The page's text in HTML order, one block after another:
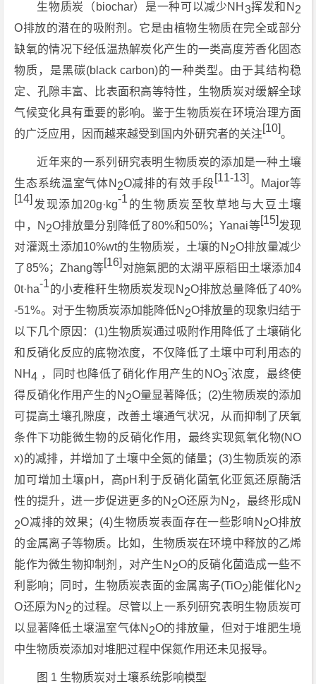
生物质炭（biochar）是一种可以减少NH 3挥发和N 2
O排放的潜在的吸附剂。它是由植物生物质在完全或部分
缺氧的情况下经低温热解炭化产生的一类高度芳香化固态
物质，是黑碳(black carbon)的一种类型。由于其结构稳
定、孔隙丰富、比表面积高等特性，生物质炭对缓解全球
气候变化具有重要的影响。鉴于生物质炭在环境治理方面
的广泛应用，因而越来越受到国内外研究者的关注[10]。
近年来的一系列研究表明生物质炭的添加是一种土壤
生态系统温室气体N 2O减排的有效手段[11-13]。Major等
[14] 发现添加20g·kg-1 的生物质炭至牧草地与大豆土壤
中，N 2O排放量分别降低了80%和50%；Yanai等[15]发现
对灌溉土添加10%wt的生物质炭，土壤的N 2O排放量减少
了85%；Zhang等[16] 对施氣肥的太湖平原稻田土壌添加4
0t·ha-1的小麦稚秆生物质炭发现N 2O排放总量降低了40%
-51%。对于生物质炭添加能降低N 2O排放量的现象归结于
以下几个原因：(1)生物质炭通过吸附作用降低了土壤硝化
和反硝化反应的底物浓度，不仅降低了土壌中可利用态的
NH 4 ，同时也降低了硝化作用产生的NO3
-浓度，最终使
得反硝化作用产生的N 2O量显著降低；(2)生物质炭的添加
可提高土壤孔隙度，改善土壤通气状况，从而抑制了厌氧
条件下功能微生物的反硝化作用，最终实现氮氧化物(NO
x)的减排，并增加了土壤中全氮的储量；(3)生物质炭的添
加可增加土壤pH，高pH利于反硝化菌氧化亚氮还原酶活
性的提升，进一步促进更多的N 2O还原为N 2，最终形成N
2O减排的效果；(4)生物质炭表面存在一些影响N 2O排放
的金属离子等物质。比如，生物质炭在环境中释放的乙烯
能作为微生物抑制剂，对产生N 2O的反硝化菌造成一些不
利影响；同时，生物质炭表面的金属离子(TiO2)能催化N 2
O还原为N 2的过程。尽管以上一系列研究表明生物质炭可
以显著降低土壌温室气体N 2O的排放量，但对于堆肥生境
中生物质炭添加对堆肥过程中保氮作用还未见报导。
图 1 生物质炭对土壤系统影响模型